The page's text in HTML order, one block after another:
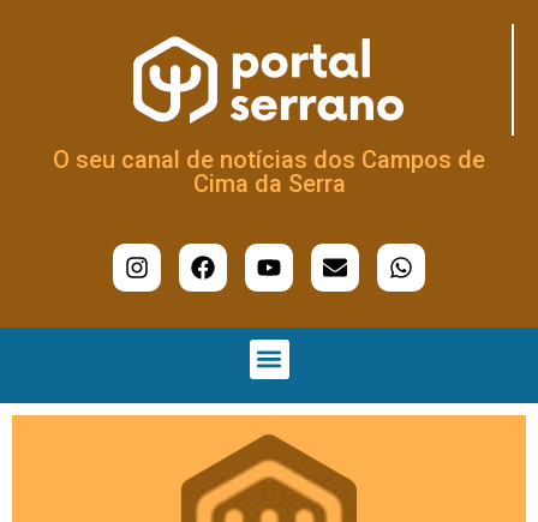
O seu canal de notícias dos Campos de
Cima da Serra